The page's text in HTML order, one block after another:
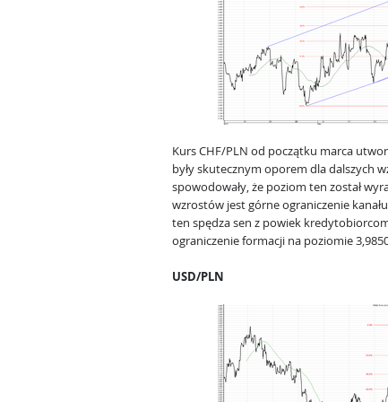
Kurs CHF/PLN od początku marca
były skutecznym oporem dla dalszych
spowodowały, że poziom ten został
wzrostów jest górne ograniczenie
ten spędza sen z powiek
ograniczenie formacji na poziomie
USD/PLN